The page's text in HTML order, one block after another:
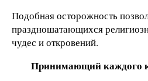
Подобная осторожность
праздношатающихся
чудес и откровений.
Принимающий каждого